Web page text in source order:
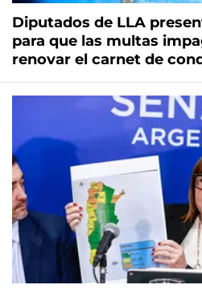
Diputados de LLA
para que las multas
renovar el carnet de